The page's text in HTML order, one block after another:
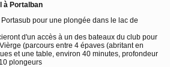
à Portalban
pour une plongée dans le lac de
d'un accès à un des bateaux du club pour
(parcours entre 4 épaves (abritant en
et une table, environ 40 minutes, profondeur
plongeurs